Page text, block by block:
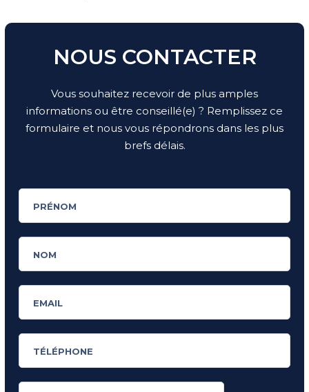
NOUS CONTACTER
Vous souhaitez recevoir de plus amples
informations ou être conseillé(e) ? Remplissez ce
formulaire et nous vous répondrons dans les plus
brefs délais.